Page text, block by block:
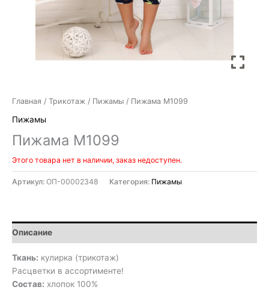
Главная / Трикотаж / Пижамы / Пижама М1099
Пижамы
Пижама М1099
Этого товара нет в наличии, заказ недоступен.
Артикул: ОП-00002348 Категория: Пижамы
Описание
Ткань: кулирка (трикотаж)
Расцветки в ассортименте!
Состав: хлопок 100%